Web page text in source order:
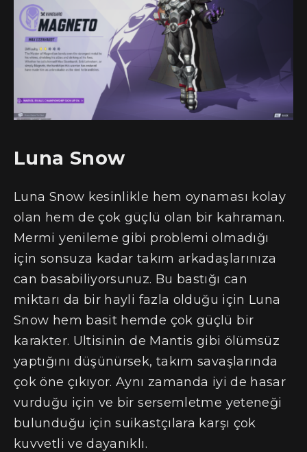
Luna Snow
Luna Snow kesinlikle hem oynaması kolay
olan hem de çok güçlü olan bir kahraman.
Mermi yenileme gibi problemi olmadığı
için sonsuza kadar takım arkadaşlarınıza
can basabiliyorsunuz. Bu bastığı can
miktarı da bir hayli fazla olduğu için Luna
Snow hem basit hemde çok güçlü bir
karakter. Ultisinin de Mantis gibi ölümsüz
yaptığını düşünürsek, takım savaşlarında
çok öne çıkıyor. Aynı zamanda iyi de hasar
vurduğu için ve bir sersemletme yeteneği
bulunduğu için suikastçılara karşı çok
kuvvetli ve dayanıklı.